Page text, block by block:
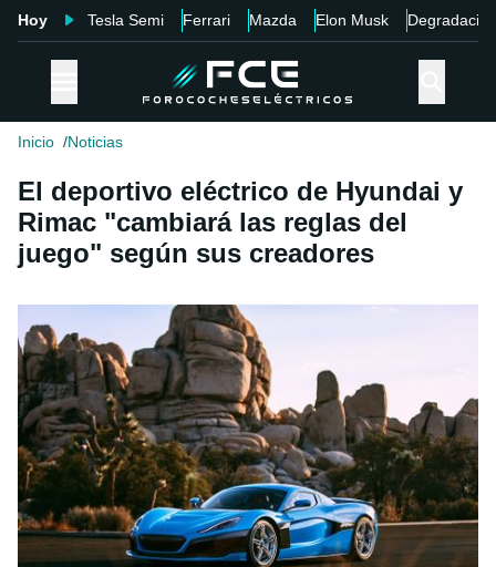
Hoy Tesla Semi Ferrari Mazda Elon Musk Degradación
Inicio Noticias
El deportivo eléctrico de Hyundai y
Rimac "cambiará las reglas del
juego" según sus creadores